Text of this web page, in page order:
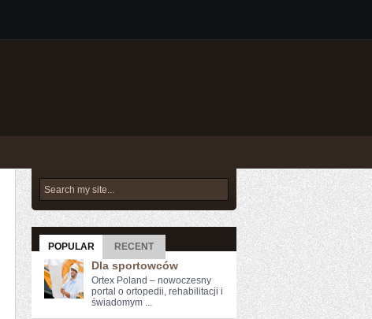
POPULAR RECENT
Dla sportowców
Ortex Poland – nowoczesny
portal o ortopedii, rehabilitacji i
świadomym ...